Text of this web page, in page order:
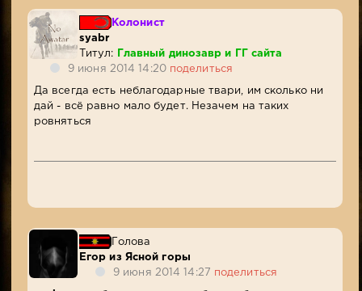
Колонист
syabr
Титул:
Главный динозавр и ГГ сайта
9 июня 2014 14:20 поделиться
Да всегда есть неблагодарные твари, им сколько ни
дай - всё равно мало будет. Незачем на таких
ровняться
Голова
Егор из Ясной горы
9 июня 2014 14:27 поделиться